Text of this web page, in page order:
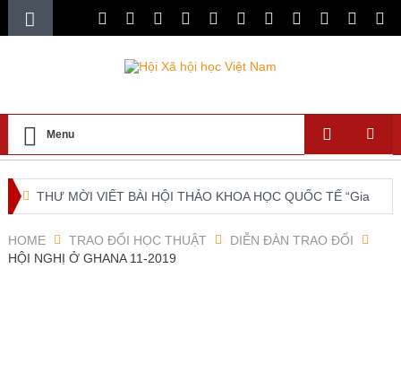
Menu
THƯ MỜI VIẾT BÀI HỘI THẢO KHOA HỌC QUỐC TẾ “Gia
đình Châu Á trong bối cảnh hội nhập quốc tế và chuyển đổi
số”
HOME TRAO ĐỔI HỌC THUẬT
DIỄN ĐÀN TRAO ĐỔI
HỘI NGHỊ Ở GHANA 11-2019